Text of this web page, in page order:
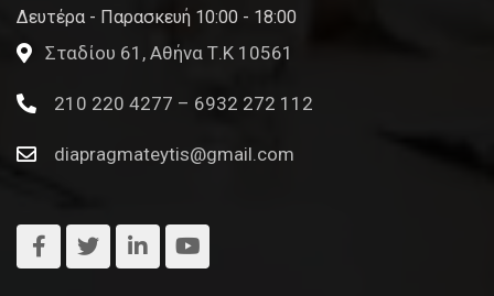
Δευτέρα - Παρασκευή 10:00 - 18:00
Σταδίου 61, Αθήνα Τ.Κ 10561
210 220 4277 – 6932 272 112
diapragmateytis@gmail.com